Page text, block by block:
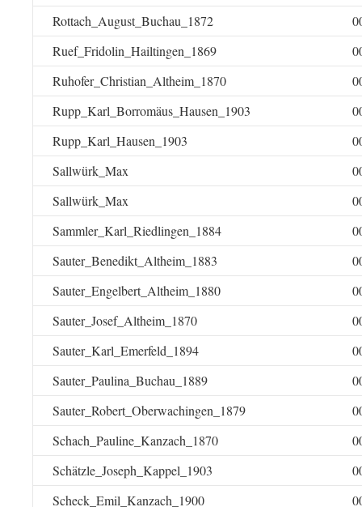
Rottach_August_Buchau_1872
Ruef_Fridolin_Hailtingen_1869
Ruhofer_Christian_Altheim_1870
Rupp_Karl_Borromäus_Hausen_1903
Rupp_Karl_Hausen_1903
Sallwürk_Max
Sallwürk_Max
Sammler_Karl_Riedlingen_1884
Sauter_Benedikt_Altheim_1883
Sauter_Engelbert_Altheim_1880
Sauter_Josef_Altheim_1870
Sauter_Karl_Emerfeld_1894
Sauter_Paulina_Buchau_1889
Sauter_Robert_Oberwachingen_1879
Schach_Pauline_Kanzach_1870
Schätzle_Joseph_Kappel_1903
Scheck_Emil_Kanzach_1900